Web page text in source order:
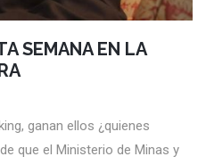
SEMANA EN LA
ganan ellos ¿quienes
que el Ministerio de Minas y